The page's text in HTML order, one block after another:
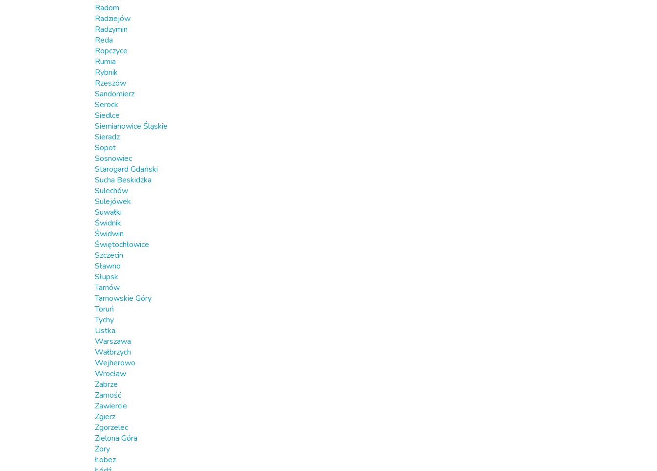
Radom
Radziejów
Radzymin
Reda
Ropczyce
Rumia
Rybnik
Rzeszów
Sandomierz
Serock
Siedlce
Siemianowice Śląskie
Sieradz
Sopot
Sosnowiec
Starogard Gdański
Sucha Beskidzka
Sulechów
Sulejówek
Suwałki
Świdnik
Świdwin
Świętochłowice
Szczecin
Sławno
Słupsk
Tarnów
Tarnowskie Góry
Toruń
Tychy
Ustka
Warszawa
Wałbrzych
Wejherowo
Wrocław
Zabrze
Zamość
Zawiercie
Zgierz
Zgorzelec
Zielona Góra
Żory
Łobez